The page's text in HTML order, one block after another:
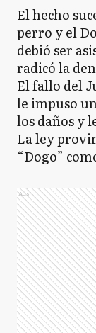
El hecho
perro y el
debió ser
radicó la
El fallo del
le impuso
los daños y
La ley
“Dogo”
Ads